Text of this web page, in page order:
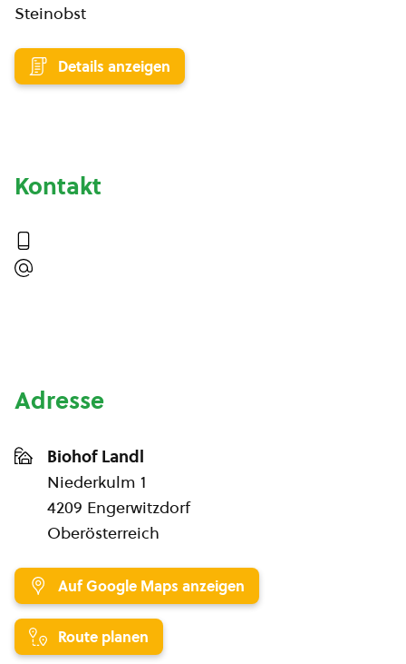
Steinobst
Details anzeigen
Kontakt
Adresse
Biohof Landl
Niederkulm 1
4209 Engerwitzdorf
Oberösterreich
Auf Google Maps anzeigen
Route planen